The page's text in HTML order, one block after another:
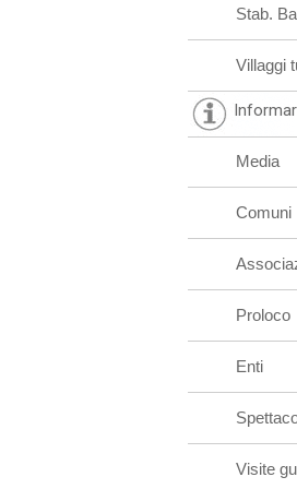
Stab.
Villaggi
Media
Comuni
Proloco
Enti
Visite